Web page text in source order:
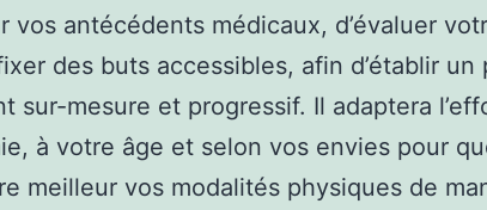
vos antécédents médicaux, d’évaluer
des buts accessibles, afin d’établir un
sur-mesure et progressif. Il adaptera
à votre âge et selon vos envies pour
meilleur vos modalités physiques de